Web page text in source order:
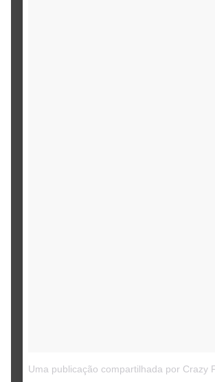
Uma publicação compartilhada por Crazy